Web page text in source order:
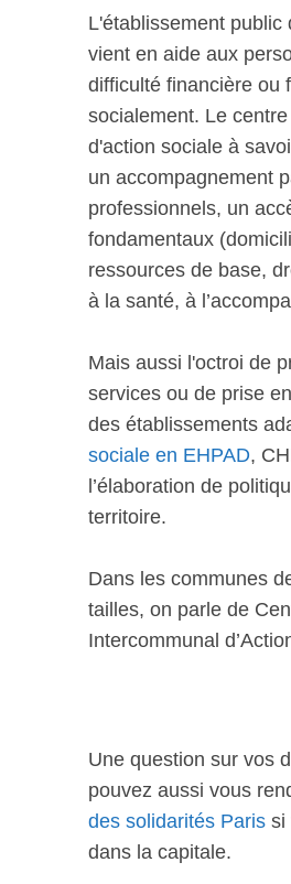
L'établissement public
vient en aide aux
difficulté financière ou
socialement. Le
d'action sociale à
un accompagnement
professionnels, un
fondamentaux
ressources de base,
à la santé, à
Mais aussi l'octroi de
services ou de prise
des établissements
sociale en EHPAD,
l’élaboration de
territoire.
Dans les communes
tailles, on parle de
Intercommunal
Une question sur vos
pouvez aussi vous
des solidarités Paris si
dans la capitale.